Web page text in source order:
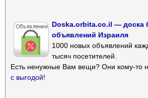
Doska.orbita.co.il — доска
объявлений Израиля
1000 новых объявлений
тысяч посетителей.
Есть ненужные Вам вещи? Они кому-то
с выгодой!